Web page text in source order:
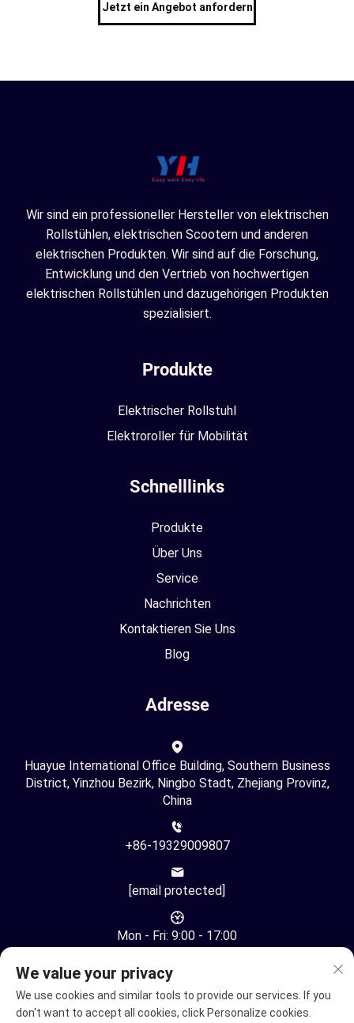
Jetzt ein Angebot anfordern
Wir sind ein professioneller Hersteller von elektrischen
Rollstühlen, elektrischen Scootern und anderen
elektrischen Produkten. Wir sind auf die Forschung,
Entwicklung und den Vertrieb von hochwertigen
elektrischen Rollstühlen und dazugehörigen Produkten
spezialisiert.
Produkte
Elektrischer Rollstuhl
Elektroroller für Mobilität
Schnelllinks
Produkte
Über Uns
Service
Nachrichten
Kontaktieren Sie Uns
Blog
Adresse
Huayue International Office Building, Southern Business
District, Yinzhou Bezirk, Ningbo Stadt, Zhejiang Provinz,
China
+86-19329009807
[email protected]
Mon - Fri: 9:00 - 17:00
We value your privacy
We use cookies and similar tools to provide our services. If you
don't want to accept all cookies, click Personalize cookies.